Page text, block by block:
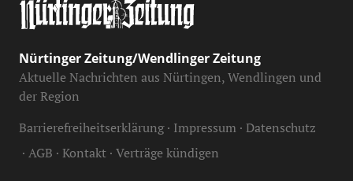
Nürtinger Zeitung/Wendlinger Zeitung
Aktuelle Nachrichten aus Nürtingen, Wendlingen und
der Region
Barrierefreiheitserklärung Impressum Datenschutz
AGB Kontakt Verträge kündigen